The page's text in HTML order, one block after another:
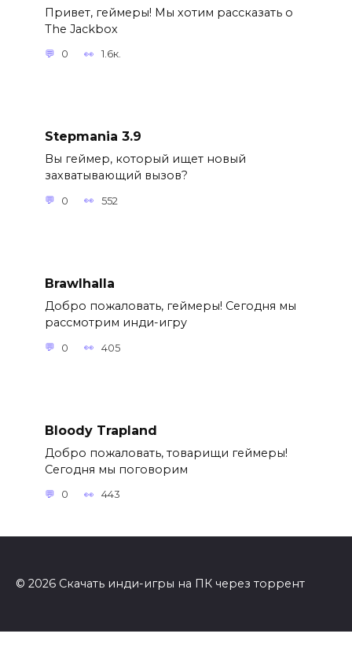
Привет, геймеры! Мы хотим рассказать о
The Jackbox
0 1.6к.
Stepmania 3.9
Вы геймер, который ищет новый
захватывающий вызов?
0 552
Brawlhalla
Добро пожаловать, геймеры! Сегодня мы
рассмотрим инди-игру
0 405
Bloody Trapland
Добро пожаловать, товарищи геймеры!
Сегодня мы поговорим
0 443
© 2026 Скачать инди-игры на ПК через торрент